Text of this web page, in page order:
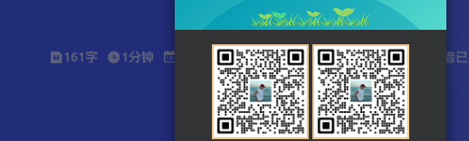
161字 1分钟 2023-12-22 站长发布 538 该作者